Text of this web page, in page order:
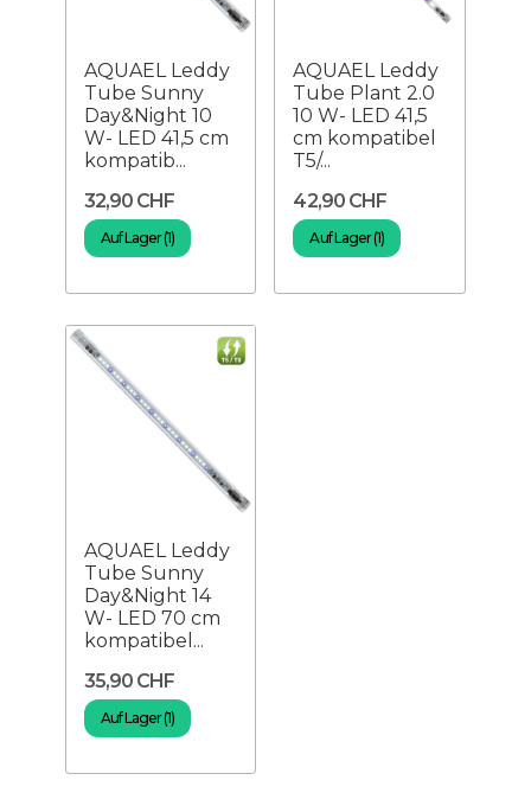
AQUAEL Leddy
Tube Sunny
Day&Night 10
W- LED 41,5 cm
kompatib...
32,90 CHF
Auf Lager (1)
AQUAEL Leddy
Tube Plant 2.0
10 W- LED 41,5
cm kompatibel
T5/...
42,90 CHF
Auf Lager (1)
AQUAEL Leddy
Tube Sunny
Day&Night 14
W- LED 70 cm
kompatibel...
35,90 CHF
Auf Lager (1)